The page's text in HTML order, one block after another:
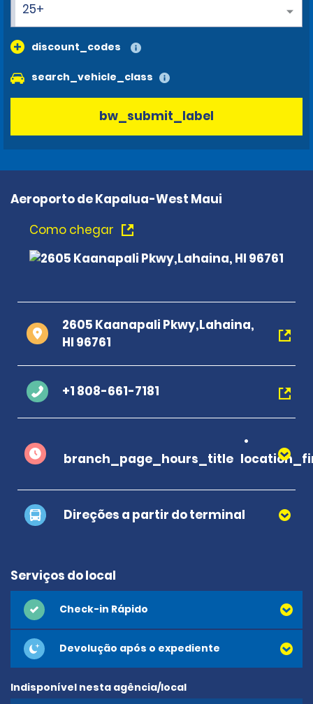
25+
discount_codes
search_vehicle_class
bw_submit_label
Aeroporto de Kapalua-West Maui
Como chegar
2605 Kaanapali Pkwy,Lahaina,
HI 96761
+1 808-661-7181
branch_page_hours_title
Direções a partir do terminal
Serviços do local
Check-in Rápido
Devolução após o expediente
Indisponível nesta agência/local